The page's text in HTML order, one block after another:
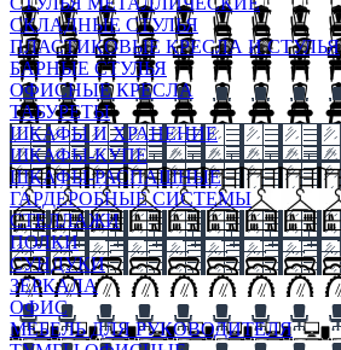
СКЛАДНЫЕ СТУЛЬЯ
ПЛАСТИКОВЫЕ КРЕСЛА И СТУЛЬЯ
БАРНЫЕ СТУЛЬЯ
ОФИСНЫЕ КРЕСЛА
ТАБУРЕТЫ
ШКАФЫ И ХРАНЕНИЕ
ШКАФЫ-КУПЕ
ШКАФЫ-РАСПАШНЫЕ
ГАРДЕРОБНЫЕ СИСТЕМЫ
СТЕЛЛАЖИ
ПОЛКИ
СУНДУКИ
ЗЕРКАЛА
ОФИС
МЕБЕЛЬ ДЛЯ РУКОВОДИТЕЛЯ